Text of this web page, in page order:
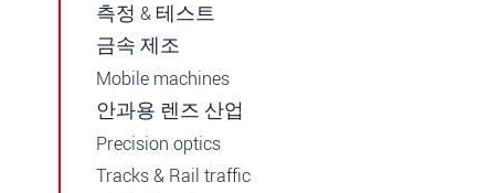
측정 & 테스트
금속 제조
Mobile machines
안과용 렌즈 산업
Precision optics
Tracks & Rail traffic